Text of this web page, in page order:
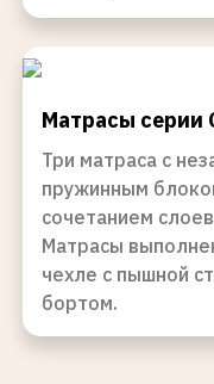
Матрасы серии
Три матраса c
пружинным
сочетанием
Матрасы
чехле с пышной
бортом.